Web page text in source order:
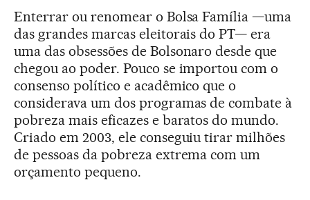
Enterrar ou renomear o Bolsa Família —uma
das grandes marcas eleitorais do PT— era
uma das obsessões de Bolsonaro desde que
chegou ao poder. Pouco se importou com o
consenso político e acadêmico que o
considerava um dos programas de combate à
pobreza mais eficazes e baratos do mundo.
Criado em 2003, ele conseguiu tirar milhões
de pessoas da pobreza extrema com um
orçamento pequeno.